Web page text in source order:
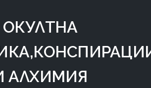
ОКУЛТНА
АЛХИМИЯ